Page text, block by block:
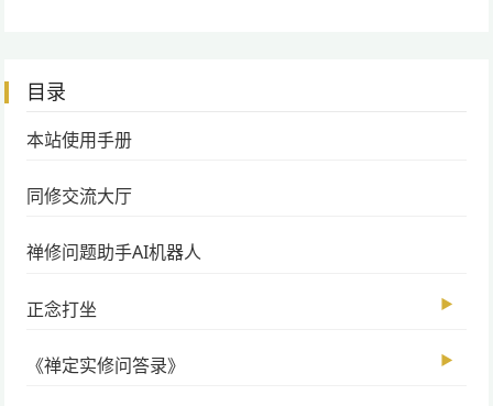
目录
本站使用手册
同修交流大厅
禅修问题助手AI机器人
正念打坐 ▶
《禅定实修问答录》 ▶